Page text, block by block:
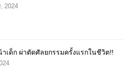
2024
เด็ก ผ่าตัดศัลยกรรมครั้งแรกในชีวิต!!